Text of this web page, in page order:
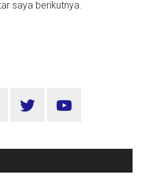
saya berikutnya.